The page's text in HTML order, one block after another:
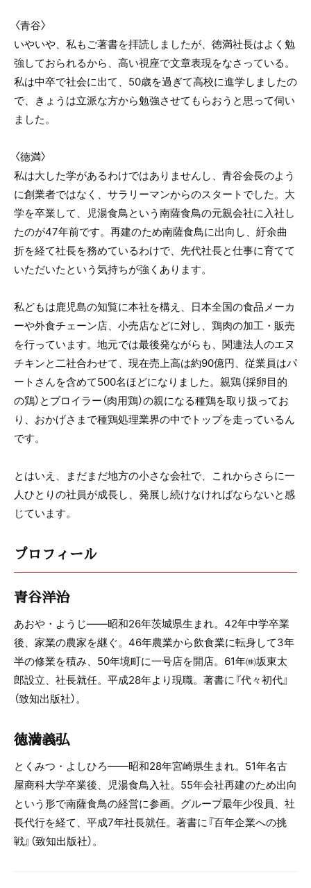
〈青谷〉
いやいや、私もご著書を拝読しましたが、徳満社長はよく勉
強しておられるから、高い視座で文章表現をなさっている。
私は中卒で社会に出て、50歳を過ぎて高校に進学しましたの
で、きょうは立派な方から勉強させてもらおうと思って伺い
ました。
〈徳満〉
私は大した学があるわけではありませんし、青谷会長のよう
に創業者ではなく、サラリーマンからのスタートでした。大
学を卒業して、児湯食鳥という南薩食鳥の元親会社に入社し
たのが47年前です。再建のため南薩食鳥に出向し、紆余曲
折を経て社長を務めているわけで、先代社長と仕事に育てて
いただいたという気持ちが強くあります。
私どもは鹿児島の知覧に本社を構え、日本全国の食品メーカ
ーや外食チェーン店、小売店などに対し、鶏肉の加工・販売
を行っています。地元では最後発ながらも、関連法人のエヌ
チキンと二社合わせて、現在売上高は約90億円、従業員はパ
ートさんを含めて500名ほどになりました。親鶏（採卵目的
の鶏）とブロイラー（肉用鶏）の親になる種鶏を取り扱ってお
り、おかげさまで種鶏処理業界の中でトップを走っているん
です。
とはいえ、まだまだ地方の小さな会社で、これからさらに一
人ひとりの社員が成長し、発展し続けなければならないと感
じています。
プロフィール
青谷洋治
あおや・ようじ――昭和26年茨城県生まれ。42年中学卒業
後、家業の農家を継ぐ。46年農業から飲食業に転身して3年
半の修業を積み、50年境町に一号店を開店。61年㈱坂東太
郎設立、社長就任。平成28年より現職。著書に『代々初代』
（致知出版社）。
徳満義弘
とくみつ・よしひろ――昭和28年宮崎県生まれ。51年名古
屋商科大学卒業後、児湯食鳥入社。55年会社再建のため出向
という形で南薩食鳥の経営に参画。グループ最年少役員、社
長代行を経て、平成7年社長就任。著書に『百年企業への挑
戦』（致知出版社）。